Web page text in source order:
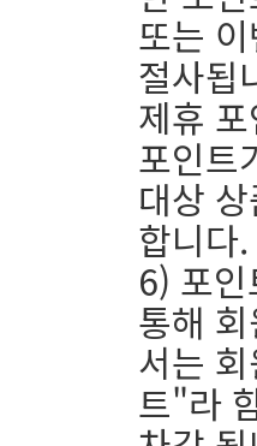
또는
절사됩
제휴
포인트
대상
합니다.
6) 포
통해
서는
트"라